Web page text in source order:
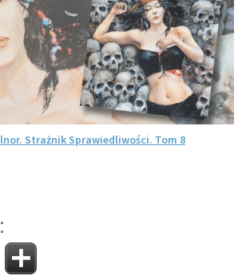
Strażnik Sprawiedliwości. Tom 8